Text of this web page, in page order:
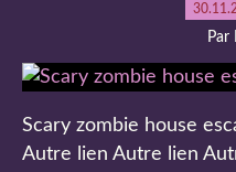
Par
Scary zombie house
Autre lien Autre lien